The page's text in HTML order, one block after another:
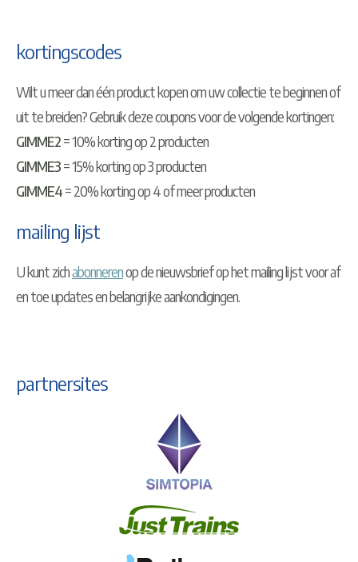
kortingscodes
Wilt u meer dan één product kopen om uw collectie te beginnen of
uit te breiden? Gebruik deze coupons voor de volgende kortingen:
GIMME2= 10% korting op 2 producten
GIMME3= 15% korting op 3 producten
GIMME4= 20% korting op 4 of meer producten
mailing lijst
U kunt zichabonnerenop de nieuwsbrief op het mailing lijst voor af
en toe updates en belangrijke aankondigingen.
partnersites